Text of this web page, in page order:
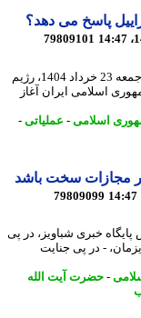
پاسخ می دهد؟
79809101
به گزارش پایگاه خبری شباویز؛ در ساعات اولیه بامداد جمعه 23 خرداد 1404، رژیم
ایران آغاز
اسلامی-عملیاتی-
سخت باشد
79809099
خبری شباویز، در پی
- در پی جنایت
-حضرت آیت الله